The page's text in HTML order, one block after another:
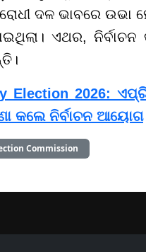
ଦଳ ଭାବରେ ଉଭା
ଏଥର,
Election 2026:
କଲେ ନିର୍ବାଚନ ଆୟୋଗ
Commission